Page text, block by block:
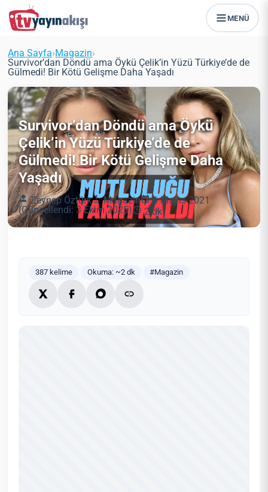
MENÜ
Ana Sayfa›Magazin›
Survivor’dan Döndü ama Öykü Çelik’in Yüzü Türkiye’de de
Gülmedi! Bir Kötü Gelişme Daha Yaşadı
Survivor’dan Döndü ama Öykü
Çelik’in Yüzü Türkiye’de de
Gülmedi! Bir Kötü Gelişme Daha
Yaşadı
Zeynep Öztürk Magazin
6 Mayıs 2021
(Güncellendi: 3 Ekim 2025)
2 dk
387 kelime Okuma: ~2 dk #Magazin